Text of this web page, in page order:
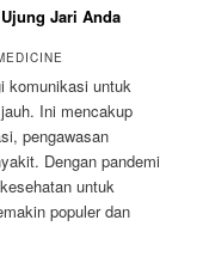
Jari Anda
komunikasi untuk
Ini mencakup
pengawasan
Dengan pandemi
untuk
populer dan